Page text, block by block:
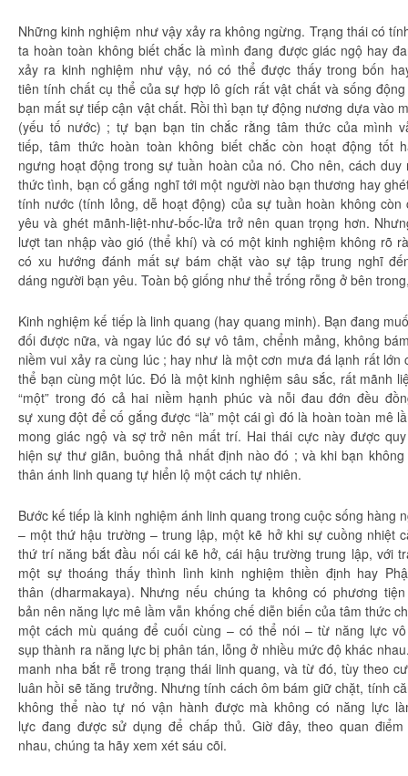
Nhữngkinh nghiệm như vậy xảy ra không ngừng. Trạng tháicó
ta hoàn toàn không biết chắc là mình đang được giác ngộ hay
xảy ra kinh nghiệm như vậy, nó có thể được thấy trong bốn
tiên tính chất cụ thểcủa sự hợp lô gích rất vật chấtvà sống động
bạn mất sự tiếp cận vật chất. Rồi thì bạn tự động nương dựa vào
(yếu tố nước) ; tự bạn bạn tin chắc rằng tâm thứccủa mình
tiếp,tâm thức hoàn toàn không biết chắc còn hoạt động tốt
ngưng hoạt động trong sựtuần hoàn của nó. Cho nên, cáchduy
thức tình, bạn cố gắng nghĩ tới một người nào bạn thương hay
tính nước (tính lỏng, dễ hoạt động) của sựtuần hoàn không
yêu và ghét mãnh-liệt-như-bốc-lửa trở nên quan trọng hơn.
lượt tan nhập vào gió (thể khí) và có một kinh nghiệm không rõ
có xu hướng đánh mất sự bám chặt vào sự tập trung nghĩ
dáng người bạn yêu. Toàn bộ giống như thể trống rỗng ở bên
Kinh nghiệm kế tiếplà linh quang (hay quang minh). Bạn đang
đối được nữa, và ngay lúc đó sự vô tâm, chểnh mảng, không
niềm vui xảy racùng lúc; hay như là một cơn mưa đá lạnh rất lớn
thể bạn cùng một lúc. Đó là mộtkinh nghiệm sâu sắc, rất mãnh
“một” trong đó cả hai niềm hạnh phúc và nỗi đau đớn đều
sự xung đột đểcố gắng được “là” một cái gì đó là hoàn toàn mê
mong giác ngộ và sợ trở nên mất trí. Hai thái cựcnày được
hiện sự thư giãn, buông thả nhất định nào đó ; và khi bạn
thân ánh linh quang tự hiển lộ một cách tự nhiên.
Bướckế tiếp làkinh nghiệm ánh linh quang trong cuộc sống hàng
– một thứ hậu trường – trung lập, một kẽ hở khi sựcuồng nhiệt
thứtrí năng bắt đầu nối cái kẽ hở, cái hậu trườngtrung lập, với
một sựthoáng thấy thình lình kinh nghiệm thiền định hay
thân (dharmakaya). Nhưng nếu chúng ta không có phương tiện
bản nên năng lực mê lầm vẫn khống chế diễn biến của tâm thức
một cách mù quáng đểcuối cùng – có thể nói – từ năng lực
sụp thành ra năng lực bị phân tán, lỗng ở nhiều mức độ khác
manh nha bắt rễ trong trạng thái linh quang, và từ đó,tùy theo
luân hồi sẽtăng trưởng. Nhưngtính cách ôm bám giữ chặt, tính
không thể nào tự nó vận hành được mà không có năng lực
lực đang đượcsử dụng để chấp thủ. Giờ đây, theoquan điểm
nhau, chúng ta hãy xem xét sáu cõi.